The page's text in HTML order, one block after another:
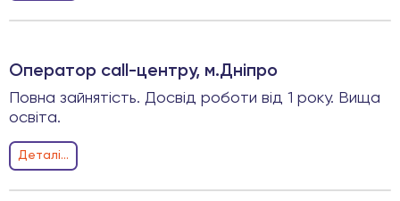
Оператор call-центру, м.Дніпро
Повна зайнятість. Досвід роботи від 1 року. Вища
освіта.
Деталi...